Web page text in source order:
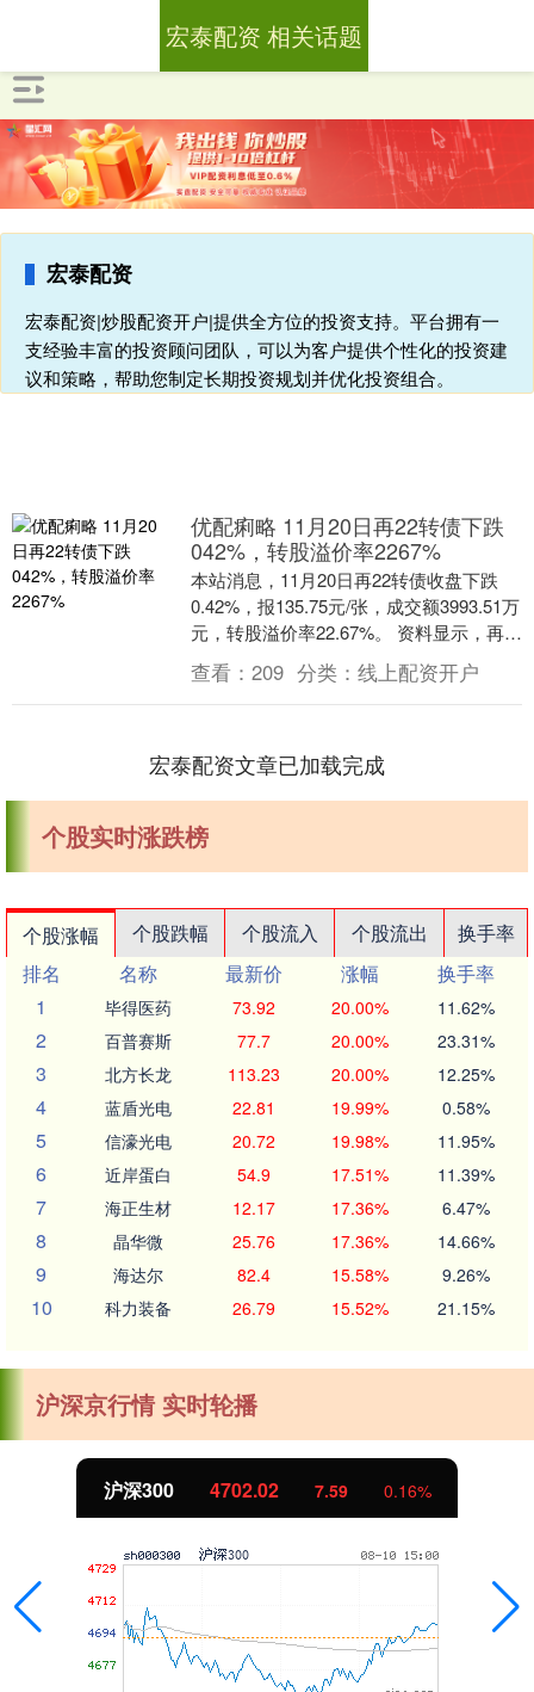
宏泰配资
宏泰配资|炒股配资开户|提供全方位的投资支持。平台拥有一
支经验丰富的投资顾问团队，可以为客户提供个性化的投资建
议和策略，帮助您制定长期投资规划并优化投资组合。
宏泰配资 相关话题
优配痢略 11月20日再22转债下跌
042%，转股溢价率2267%
本站消息，11月20日再22转债收盘下跌
0.42%，报135.75元/张，成交额3993.51万
元，转股溢价率22.67%。 资料显示，再
22转债信用级别为“A....
查看： 209 分类： 线上配资开户
宏泰配资文章已加载完成
个股实时涨跌榜
个股涨幅 个股跌幅 个股流入 个股流出
换手率
排名
名称 最新价 涨幅
换手率
1
毕得医药 73.92 20.00% 11.62%
2 百普赛斯 77.7 20.00% 23.31%
3 北方长龙 113.23 20.00% 12.25%
4 蓝盾光电 22.81 19.99% 0.58%
5 信濠光电 20.72 19.98% 11.95%
6 近岸蛋白 54.9 17.51% 11.39%
7 海正生材 12.17 17.36% 6.47%
8 晶华微 25.76 17.36% 14.66%
9 海达尔 82.4 15.58% 9.26%
10 科力装备 26.79 15.52% 21.15%
沪深京行情 实时轮播
沪深300 4702.02 7.59 0.16%